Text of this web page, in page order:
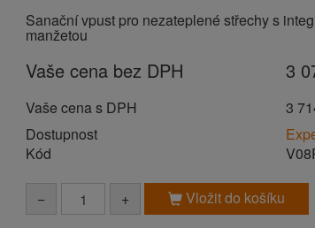
Sanační vpust pro nezateplené střechy s
manžetou
Vaše cena bez DPH 3
Vaše cena s DPH
3
Dostupnost
Kód
− + Vložit do košíku